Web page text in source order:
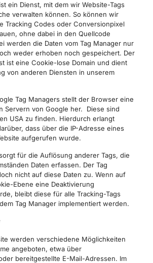
ein Dienst, mit dem wir Website-Tags
verwalten können. So können wir
Tracking Codes oder Conversionpixel
ohne dabei in den Quellcode
werden die Daten vom Tag Manager nur
weder erhoben noch gespeichert. Der
ist eine Cookie-lose Domain und dient
von anderen Diensten in unserem
Tag Managers stellt der Browser eine
Servern von Google her. Diese sind
USA zu finden. Hierdurch erlangt
dass über die IP-Adresse eines
aufgerufen wurde.
für die Auflösung anderer Tags, die
Daten erfassen. Der Tag
nicht auf diese Daten zu. Wenn auf
Ebene eine Deaktivierung
bleibt diese für alle Tracking-Tags
Tag Manager implementiert werden.
werden verschiedene Möglichkeiten
angeboten, etwa über
bereitgestellte E-Mail-Adressen. Im